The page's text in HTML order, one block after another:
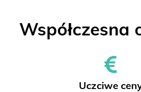
Współczesna
Uczciwe